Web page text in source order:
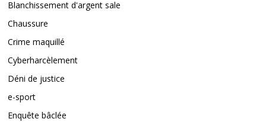
Blanchissement d'argent sale
Chaussure
Crime maquillé
Cyberharcèlement
Déni de justice
e-sport
Enquête bâclée